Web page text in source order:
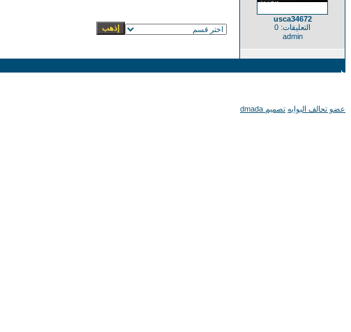
usca34672
التعليقات: 0
admin
عضو تحالف البوابه تصميم dmada